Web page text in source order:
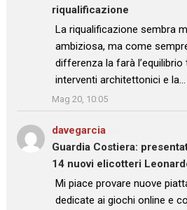
riqualificazione
: “La riqualificazione sembra
ambiziosa, ma come
differenza la farà l’equilibrio
interventi architettonici e la…
”
Mag 20, 10:05
davegarcia
Guardia Costiera:
14 nuovi elicotteri
: “
Mi piace provare nuove
dedicate ai giochi online e